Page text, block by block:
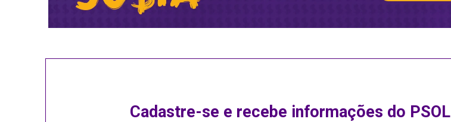
Cadastre-se e recebe informações do PSOL